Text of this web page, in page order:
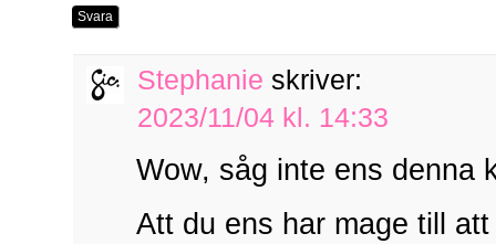
Svara
Stephanie skriver:
2023/11/04 kl. 14:33
Wow, såg inte ens denna
Att du ens har mage till